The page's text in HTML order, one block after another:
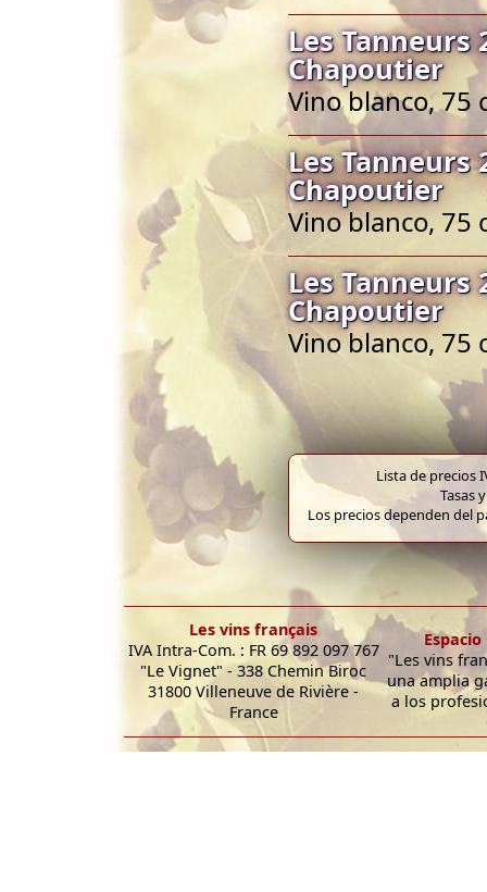
Les Tanneurs
Chapoutier
Vino blanco, 75
Les Tanneurs
Chapoutier
Vino blanco, 75
Les Tanneurs
Chapoutier
Vino blanco, 75
Lista de precios
Tasas
Los precios dependen del
Les vins français
IVA Intra-Com. : FR 69 892 097 767
"Le Vignet" - 338 Chemin Biroc
31800 Villeneuve de Rivière -
France
"Les vins
una amplia
a los